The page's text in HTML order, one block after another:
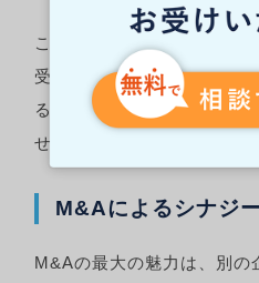
このように、他社と共同歩
受けたりすることで業界内
る自社の発展に繋げようと
せん。
M&Aによるシナジ
M&Aの最大の魅力は、別の